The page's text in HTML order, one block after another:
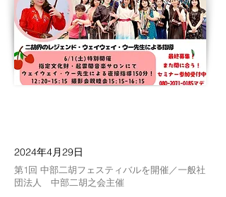
2024年4月29日
第1回 中部二胡フェスティバルを開催／一般社
団法人 中部二胡之会主催